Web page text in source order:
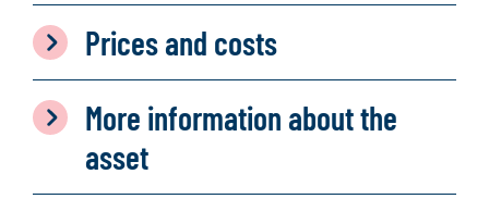
Prices and costs
More information about the
asset